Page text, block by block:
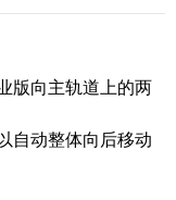
版向主轨道上的两
自动整体向后移动